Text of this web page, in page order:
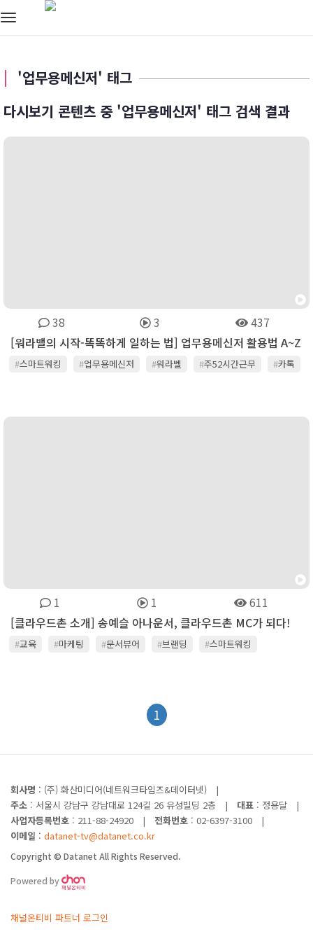
Toggle
'업무용메신저' 태그
다시보기 콘텐츠 중 '업무용메신저' 태그 검색 결과
38 3
437
[워라밸의 시작-똑똑하게 일하는 법] 업무용메신저 활용법 A~Z
#스마트워킹 #업무용메신저 #워라벨 #주52시간근무 #카톡
1 1
611
[클라우드촌 소개] 송예슬 아나운서, 클라우드촌 MC가 되다!
#교육 #마케팅 #문서뷰어 #브랜딩 #스마트워킹
1
회사명 : (주) 화산미디어(네트워크타임즈&데이터넷)
|
주소 : 서울시 강남구 강남대로 124길 26 유성빌딩 2층 | 대표 : 정용달
|
사업자등록번호 : 211-88-24920 | 전화번호 : 02-6397-3100
|
이메일 : datanet-tv@datanet.co.kr
Copyright © Datanet All Rights Reserved.
Powered by
채널온티비 파트너 로그인